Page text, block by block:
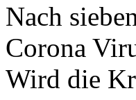
Nach
Corona
Wird die